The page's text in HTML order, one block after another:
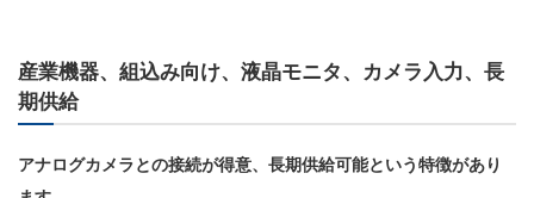
産業機器、組込み向け、液晶モニタ、カメラ入力、長
期供給
アナログカメラとの接続が得意、長期供給可能という特徴があり